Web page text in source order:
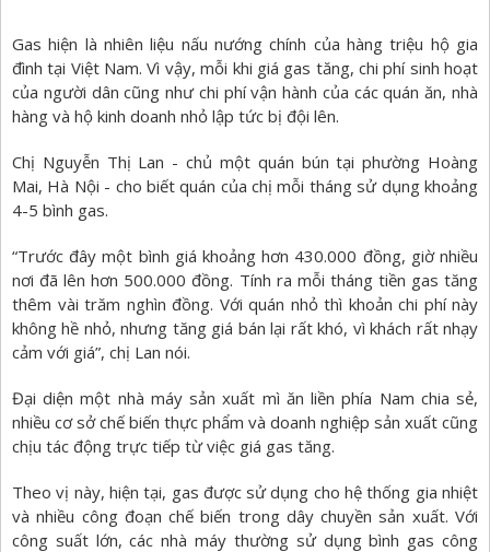
Gas hiện là nhiên liệu nấu nướng chính của hàng triệu hộ gia
đình tại Việt Nam. Vì vậy, mỗi khi giá gas tăng, chi phí sinh hoạt
của người dân cũng như chi phí vận hành của các quán ăn, nhà
hàng và hộ kinh doanh nhỏ lập tức bị đội lên.
Chị Nguyễn Thị Lan - chủ một quán bún tại phường Hoàng
Mai, Hà Nội - cho biết quán của chị mỗi tháng sử dụng khoảng
4-5 bình gas.
“Trước đây một bình giá khoảng hơn 430.000 đồng, giờ nhiều
nơi đã lên hơn 500.000 đồng. Tính ra mỗi tháng tiền gas tăng
thêm vài trăm nghìn đồng. Với quán nhỏ thì khoản chi phí này
không hề nhỏ, nhưng tăng giá bán lại rất khó, vì khách rất nhạy
cảm với giá”, chị Lan nói.
Đại diện một nhà máy sản xuất mì ăn liền phía Nam chia sẻ,
nhiều cơ sở chế biến thực phẩm và doanh nghiệp sản xuất cũng
chịu tác động trực tiếp từ việc giá gas tăng.
Theo vị này, hiện tại, gas được sử dụng cho hệ thống gia nhiệt
và nhiều công đoạn chế biến trong dây chuyền sản xuất. Với
công suất lớn, các nhà máy thường sử dụng bình gas công